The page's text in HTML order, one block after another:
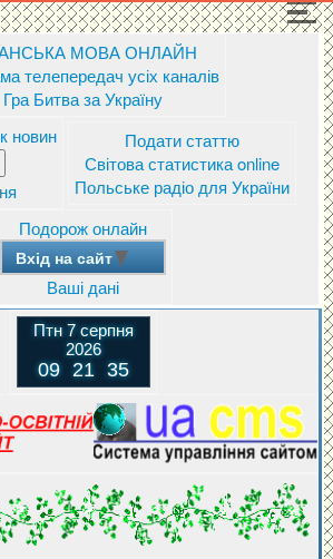
МОВА ОНЛАЙН
телепередач усіх каналів
Гра Битва за Україну
новин
Подати статтю
Світова статистика online
Польське радіо для України
Подорож онлайн
Вхід на сайт
Ваші дані
Птн 7 серпня
2026
09 21 36